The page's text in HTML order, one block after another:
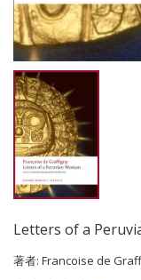
Letters of a
著者: Francoise de